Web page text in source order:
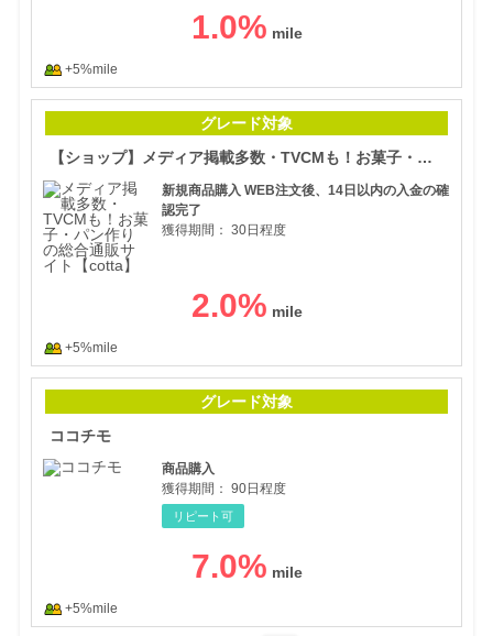
1.0%
+5%mile
グレード対象
【ショップ】メディア掲載多数・TVCMも！お菓子・パン作りの総合通販サイト【cotta】
新規商品購入 WEB注文後、14日以内の入金の確
認完了
獲得期間： 30日程度
2.0%
+5%mile
グレード対象
ココチモ
商品購入
獲得期間： 90日程度
リピート可
7.0%
+5%mile